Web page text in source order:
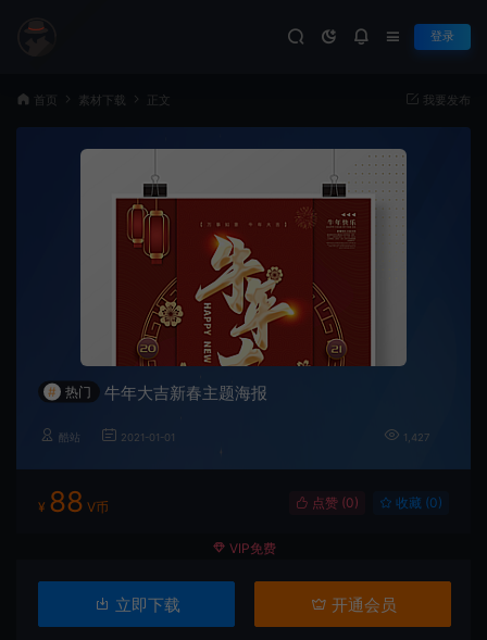
登录
首页 素材下载 正文 我要发布
# 热门 牛年大吉新春主题海报
酷站 2021-01-01 1,427
¥ 88 V币 点赞 (0) 收藏 (0)
VIP免费
立即下载 开通会员